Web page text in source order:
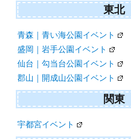
東北
青森｜青い海公園イベント
盛岡｜岩手公園イベント
仙台｜勾当台公園イベント
郡山｜開成山公園イベント
関東
宇都宮イベント